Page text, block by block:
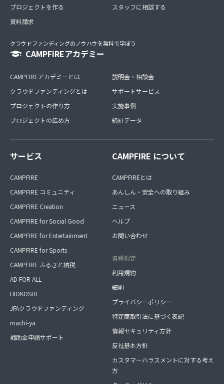
プロジェクトを作る
資料請求
スタッフに相談する
クラウドファンディングのノウハウを無料で学ぼう
CAMPFIREアカデミー
CAMPFIREアカデミーとは
クラウドファンディングとは
プロジェクトの作り方
プロジェクトの広め方
説明会・相談会
サポートサービス
実施事例
統計データ
サービス
CAMPFIRE
CAMPFIRE コミュニティ
CAMPFIRE Creation
CAMPFIRE for Social Good
CAMPFIRE for Entertainment
CAMPFIRE for Sports
CAMPFIRE ふるさと納税
AD FOR ALL
HIOKOSHI
JFAクラウドファンディング
machi-ya
補助金申請サポート
CAMPFIRE について
CAMPFIREとは
あんしん・安全への取り組み
ニュース
ヘルプ
お問い合わせ
各種規定
利用規約
細則
プライバシーポリシー
特定商取引法に基づく表記
情報セキュリティ方針
反社基本方針
カスタマーハラスメントに対する考え
方